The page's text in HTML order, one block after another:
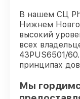
В нашем СЦ
Нижнем
высокий
всех
43PUS6501/
принципах
Мы